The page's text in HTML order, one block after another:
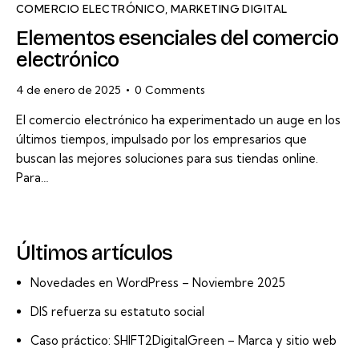
COMERCIO ELECTRÓNICO MARKETING DIGITAL
Elementos esenciales del comercio
electrónico
4 de enero de 2025 0 Comments
El comercio electrónico ha experimentado un auge en los
últimos tiempos, impulsado por los empresarios que
buscan las mejores soluciones para sus tiendas online.
Para…
Últimos artículos
Novedades en WordPress – Noviembre 2025
DIS refuerza su estatuto social
Caso práctico: SHIFT2DigitalGreen – Marca y sitio web